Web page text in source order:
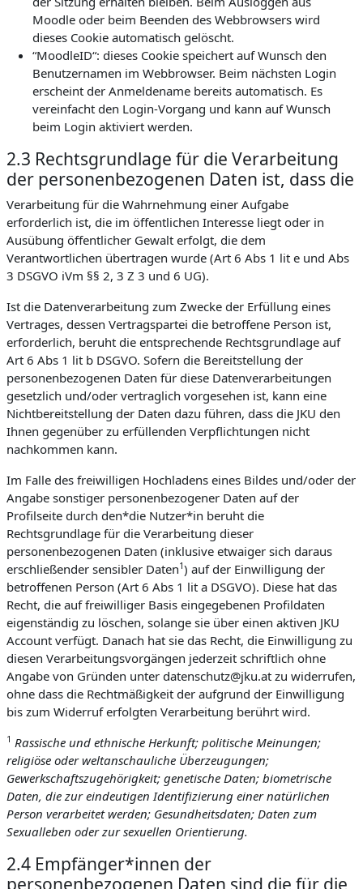
Moodle oder beim Beenden des Webbrowsers wird
dieses Cookie automatisch gelöscht.
“MoodleID“: dieses Cookie speichert auf Wunsch den
Benutzernamen im Webbrowser. Beim nächsten Login
erscheint der Anmeldename bereits automatisch. Es
vereinfacht den Login-Vorgang und kann auf Wunsch
beim Login aktiviert werden.
2.3 Rechtsgrundlage für die Verarbeitung
der personenbezogenen Daten ist, dass die
Verarbeitung für die Wahrnehmung einer Aufgabe
erforderlich ist, die im öffentlichen Interesse liegt oder in
Ausübung öffentlicher Gewalt erfolgt, die dem
Verantwortlichen übertragen wurde (Art 6 Abs 1 lit e und Abs
3 DSGVO iVm §§ 2, 3 Z 3 und 6 UG).
Ist die Datenverarbeitung zum Zwecke der Erfüllung eines
Vertrages, dessen Vertragspartei die betroffene Person ist,
erforderlich, beruht die entsprechende Rechtsgrundlage auf
Art 6 Abs 1 lit b DSGVO. Sofern die Bereitstellung der
personenbezogenen Daten für diese Datenverarbeitungen
gesetzlich und/oder vertraglich vorgesehen ist, kann eine
Nichtbereitstellung der Daten dazu führen, dass die JKU den
Ihnen gegenüber zu erfüllenden Verpflichtungen nicht
nachkommen kann.
Im Falle des freiwilligen Hochladens eines Bildes und/oder der
Angabe sonstiger personenbezogener Daten auf der
Profilseite durch den*die Nutzer*in beruht die
Rechtsgrundlage für die Verarbeitung dieser
personenbezogenen Daten (inklusive etwaiger sich daraus
erschließender sensibler Daten1) auf der Einwilligung der
betroffenen Person (Art 6 Abs 1 lit a DSGVO). Diese hat das
Recht, die auf freiwilliger Basis eingegebenen Profildaten
eigenständig zu löschen, solange sie über einen aktiven JKU
Account verfügt. Danach hat sie das Recht, die Einwilligung zu
diesen Verarbeitungsvorgängen jederzeit schriftlich ohne
Angabe von Gründen unter datenschutz@jku.at zu widerrufen,
ohne dass die Rechtmäßigkeit der aufgrund der Einwilligung
bis zum Widerruf erfolgten Verarbeitung berührt wird.
1 Rassische und ethnische Herkunft; politische Meinungen;
religiöse oder weltanschauliche Überzeugungen;
Gewerkschaftszugehörigkeit; genetische Daten; biometrische
Daten, die zur eindeutigen Identifizierung einer natürlichen
Person verarbeitet werden; Gesundheitsdaten; Daten zum
Sexualleben oder zur sexuellen Orientierung.
2.4 Empfänger*innen der
personenbezogenen Daten sind die für die